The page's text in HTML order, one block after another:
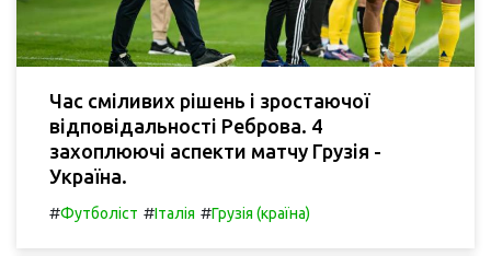
Час сміливих рішень і зростаючої
відповідальності Реброва. 4
захоплюючі аспекти матчу Грузія -
Україна.
#Футболіст #Італія #Грузія (країна)